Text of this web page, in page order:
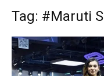
Tag: #Maruti